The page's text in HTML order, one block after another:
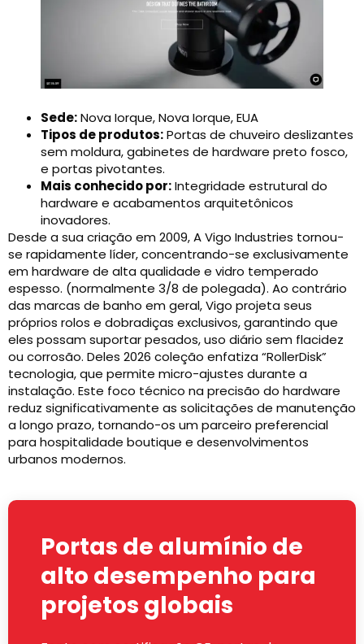
Sede:Nova Iorque, Nova Iorque, EUA
Tipos de produtos:Portas de chuveiro deslizantes
sem moldura, gabinetes de hardware preto fosco,
e portas pivotantes.
Mais conhecido por:Integridade estrutural do
hardware e acabamentos arquitetônicos
inovadores.
Desde a sua criação em 2009, A Vigo Industries tornou-
se rapidamente líder, concentrando-se exclusivamente
em hardware de alta qualidade e vidro temperado
espesso. (normalmente 3/8 de polegada). Ao contrário
das marcas de banho em geral, Vigo projeta seus
próprios rolos e dobradiças exclusivos, garantindo que
eles possam suportar pesados, uso diário sem flacidez
ou corrosão. Deles 2026 coleção enfatiza “RollerDisk”
tecnologia, que permite micro-ajustes durante a
instalação. Este foco técnico na precisão do hardware
reduz significativamente as solicitações de manutenção
a longo prazo, tornando-os um parceiro preferencial
para hospitalidade boutique e desenvolvimentos
urbanos modernos.
Portas de alumínio de
alto desempenho para
projetos globais